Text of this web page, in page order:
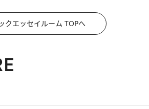
クエッセイルーム TOPへ